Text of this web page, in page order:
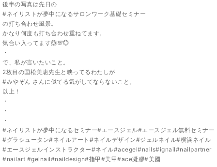
後半の写真は先日の
#ネイリストが夢中になるサロンワーク基礎セミナー
の打ち合わせ風景。
かなり何度も打ち合わせ重ねてます。
気合い入ってます🙆💯💮
・
で、私が言いたいこと。
2枚目の国松美恵先生と映ってるわたしが
#みやぞん さんに似てる気がしてならないこと。
以上！
・
・
・
#ネイリストが夢中になるセミナー#エースジェル#エースジェル無料セミナー
#グラシュータン#ネイルアート#ネイルデザイン#ジェルネイル#横浜ネイル
#エースジェルインストラクター#ネイル#acegel#nails#ignail#nailpartner
#nailart #gelnail#naildesign#指甲#美甲#ace凝膠#美國